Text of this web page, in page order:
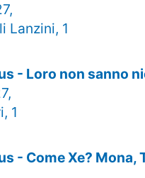
Lanzini, 1
- Loro non sanno
1
- Come Xe? Mona,